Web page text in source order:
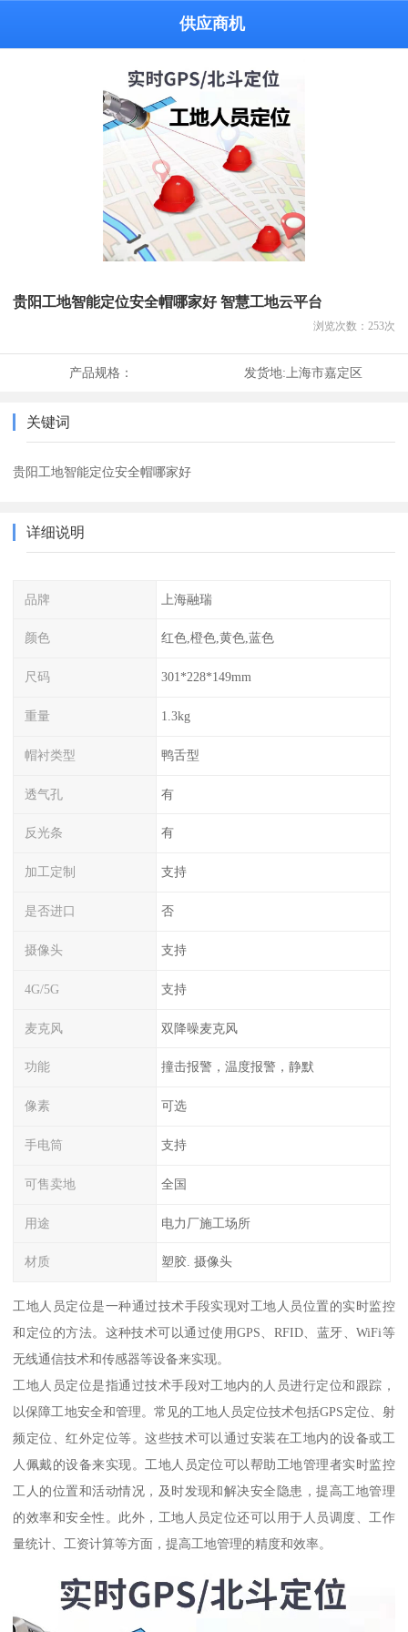
供应商机
贵阳工地智能定位安全帽哪家好 智慧工地云平台
浏览次数： 253次
产品规格： 发货地:上海市嘉定区
关键词
贵阳工地智能定位安全帽哪家好
详细说明
品牌 上海融瑞
颜色 红色,橙色,黄色,蓝色
尺码 301*228*149mm
重量 1.3kg
帽衬类型 鸭舌型
透气孔 有
反光条 有
加工定制 支持
是否进口 否
摄像头 支持
4G/5G 支持
麦克风 双降噪麦克风
功能 撞击报警，温度报警，静默
像素 可选
手电筒 支持
可售卖地 全国
用途 电力厂施工场所
材质 塑胶. 摄像头
工地人员定位是一种通过技术手段实现对工地人员位置的实时监控
和定位的方法。这种技术可以通过使用GPS、RFID、蓝牙、WiFi等
无线通信技术和传感器等设备来实现。
工地人员定位是指通过技术手段对工地内的人员进行定位和跟踪，
以保障工地安全和管理。常见的工地人员定位技术包括GPS定位、射
频定位、红外定位等。这些技术可以通过安装在工地内的设备或工
人佩戴的设备来实现。工地人员定位可以帮助工地管理者实时监控
工人的位置和活动情况，及时发现和解决安全隐患，提高工地管理
的效率和安全性。此外，工地人员定位还可以用于人员调度、工作
量统计、工资计算等方面，提高工地管理的精度和效率。